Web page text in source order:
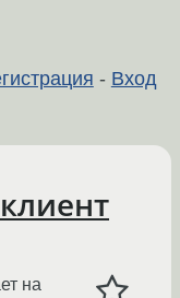
- Вход
на